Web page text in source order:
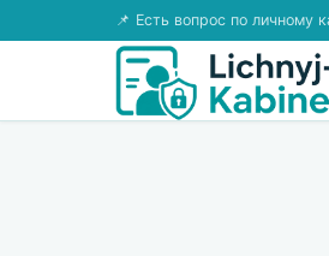
📌 Есть вопрос по личному